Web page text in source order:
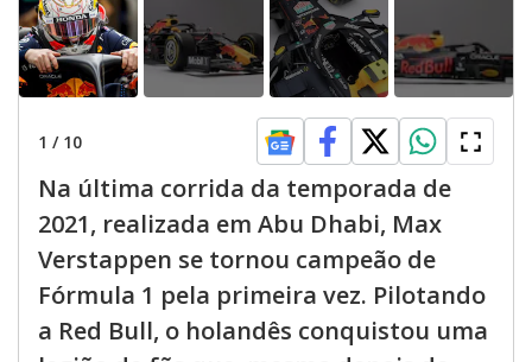
1 / 10
Na última corrida da temporada de
2021, realizada em Abu Dhabi, Max
Verstappen se tornou campeão de
Fórmula 1 pela primeira vez. Pilotando
a Red Bull, o holandês conquistou uma